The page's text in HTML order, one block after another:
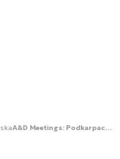
A&D Meetings: Podkarpackie członkiem Europejskiej Sieci Kosmicznej NEREUS